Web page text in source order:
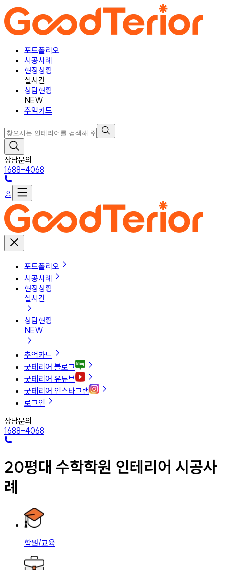
포트폴리오
시공사례
현장상황
실시간
상담현황
NEW
추억카드
상담문의
1688-4068
포트폴리오
시공사례
현장상황
실시간
상담현황
NEW
추억카드
굿테리어 블로그
굿테리어 유튜브
굿테리어 인스타그램
로그인
상담문의
1688-4068
20평대 수학학원 인테리어 시공사
례
학원/교육